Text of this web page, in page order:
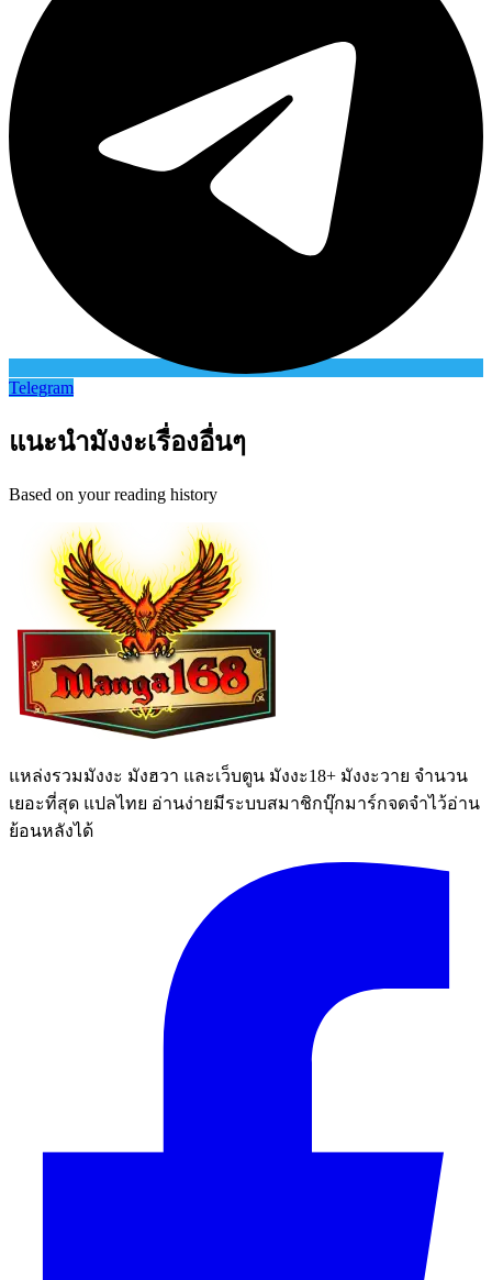
Telegram
แนะนำมังงะเรื่องอื่นๆ
Based on your reading history
แหล่งรวมมังงะ มังฮวา และเว็บตูน มังงะ18+ มังงะวาย จำนวน
เยอะที่สุด แปลไทย อ่านง่ายมีระบบสมาชิกบุ๊กมาร์กจดจำไว้อ่าน
ย้อนหลังได้